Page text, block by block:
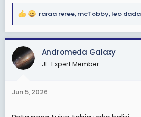
R
a
c
t
i
s
raraa reree, mcTobby, leo dada
Andromeda Galaxy
JF-Expert Member
Jun 5, 2026